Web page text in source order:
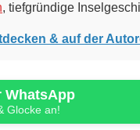
, tiefgründige
& auf der
WhatsApp
Glocke an!